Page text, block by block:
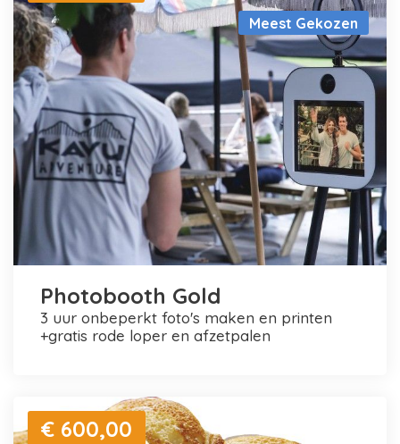
Meest Gekozen
Photobooth Gold
3 uur onbeperkt foto's maken en printen
+gratis rode loper en afzetpalen
€ 600,00